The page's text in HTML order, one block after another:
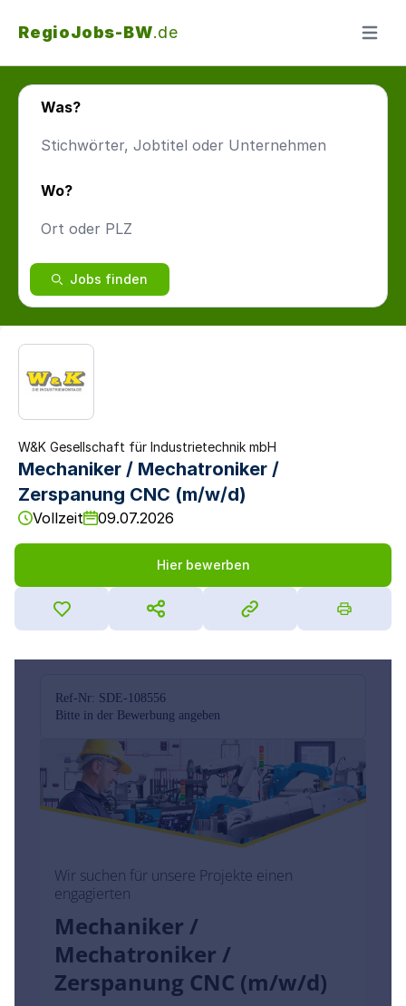
RegioJobs-BW.de Menü
Was?
Wo?
Jobs finden
W&K Gesellschaft für Industrietechnik mbH
Mechaniker / Mechatroniker /
Zerspanung CNC (m/w/d)
Vollzeit 09.07.2026
Hier bewerben